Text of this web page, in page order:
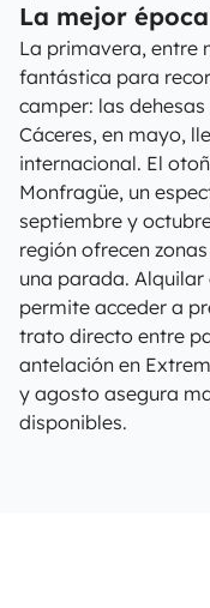
La mejor
La primavera, entre
fantástica para
camper: las
Cáceres, en mayo,
internacional. El
Monfragüe, un
septiembre y
región ofrecen
una parada.
permite acceder a
trato directo entre
antelación en
y agosto asegura
disponibles.